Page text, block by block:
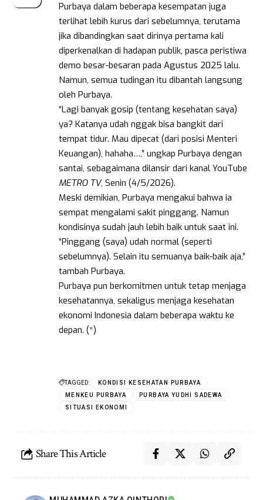
Purbaya dalam beberapa kesempatan juga
terlihat lebih kurus dari sebelumnya, terutama
jika dibandingkan saat dirinya pertama kali
diperkenalkan di hadapan publik, pasca peristiwa
demo besar-besaran pada Agustus 2025 lalu.
Namun, semua tudingan itu dibantah langsung
oleh Purbaya.
“Lagi banyak gosip (tentang kesehatan saya)
ya? Katanya udah nggak bisa bangkit dari
tempat tidur. Mau dipecat (dari posisi Menteri
Keuangan), hahaha…,” ungkap Purbaya dengan
santai, sebagaimana dilansir dari kanal YouTube
METRO TV, Senin (4/5/2026).
Meski demikian, Purbaya mengakui bahwa ia
sempat mengalami sakit pinggang. Namun
kondisinya sudah jauh lebih baik untuk saat ini.
“Pinggang (saya) udah normal (seperti
sebelumnya). Selain itu semuanya baik-baik aja,”
tambah Purbaya.
Purbaya pun berkomitmen untuk tetap menjaga
kesehatannya, sekaligus menjaga kesehatan
ekonomi Indonesia dalam beberapa waktu ke
depan. (*)
TAGGED:
KONDISI KESEHATAN PURBAYA
MENKEU PURBAYA
PURBAYA YUDHI SADEWA
SITUASI EKONOMI
Share This Article